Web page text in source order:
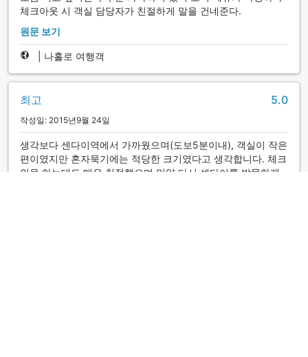
체크아웃 시 객실 담당자가 친절하게 말을 건네준다.
원문 보기
나홀로 여행객
최고 5.0
작성일: 2015년9월 24일
생각보다 센다이역에서 가까웠으며(도보5분이내), 객실이 작은
편이였지만 혼자묵기에는 적당한 크기였다고 생각합니다. 체크
인을 하는데도 매우 친절했으며 만약 다시 센다이를 방문하게